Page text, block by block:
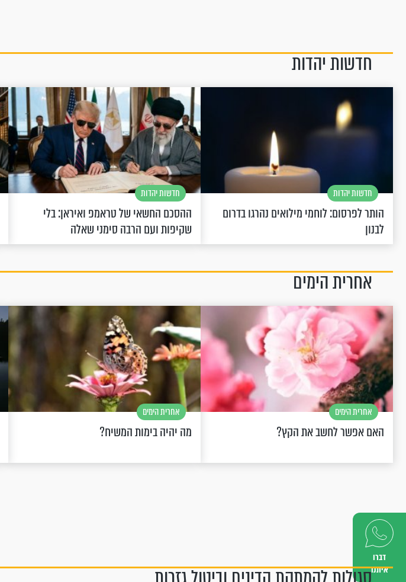
דברו
איתנו
חדשות יהדות
חדשות יהדות
הותר לפרסום: לוחמי מילואים נהרגו בדרום
לבנון
חדשות יהדות
ההסכם החשאי של טראמפ ואיראן: בלי
שקיפות ועם הרבה סימני שאלה
אחרית הימים
אחרית הימים
האם אפשר לחשב את הקץ?
אחרית הימים
מה יהיה בימות המשיח?